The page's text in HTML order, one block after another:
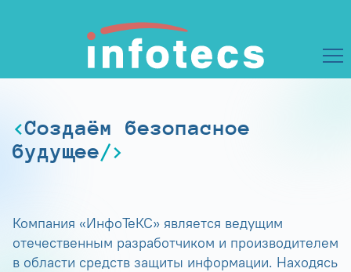
Создаём безопасное
будущее
Компания «ИнфоТеКС» является ведущим
отечественным разработчиком и производителем
в области средств защиты информации. Находясь